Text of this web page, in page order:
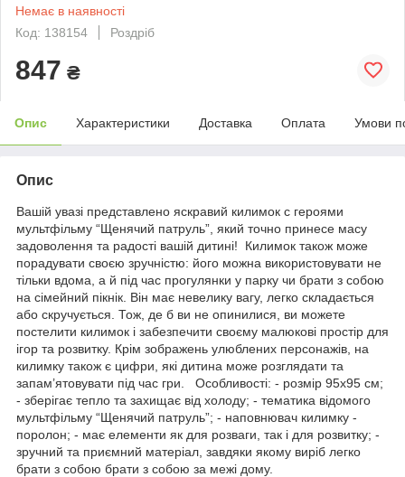
Немає в наявності
Код: 138154
Роздріб
847 ₴
Опис Характеристики Доставка Оплата Умови
Опис
Вашій увазі представлено яскравий килимок с героями
мультфільму “Щенячий патруль”, який точно принесе масу
задоволення та радості вашій дитині! Килимок також може
порадувати своєю зручністю: його можна використовувати не
тільки вдома, а й під час прогулянки у парку чи брати з собою
на сімейний пікнік. Він має невелику вагу, легко складається
або скручується. Тож, де б ви не опинилися, ви можете
постелити килимок і забезпечити своєму малюкові простір для
ігор та розвитку. Крім зображень улюблених персонажів, на
килимку також є цифри, які дитина може розглядати та
запам’ятовувати під час гри. Особливості: - розмір 95х95 см;
- зберігає тепло та захищає від холоду; - тематика відомого
мультфільму “Щенячий патруль”; - наповнювач килимку -
поролон; - має елементи як для розваги, так і для розвитку; -
зручний та приємний матеріал, завдяки якому виріб легко
брати з собою брати з собою за межі дому.